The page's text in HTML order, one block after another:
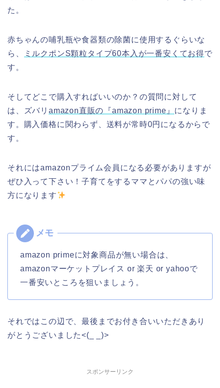
た。
赤ちゃんの哺乳瓶や食器類の除菌に使用するぐらいな
ら、
ミルクポンS顆粒タイプ60本入が一番安くてお得で
す。
そしてどこで購入すればいいのか？の質問に対して
は、
ズバリamazon直販の『amazon prime』 になりま
す。 購入価格に関わらず、送料が常時0円になるからで
す。
それにはamazonプライム会員になる必要がありますが
ぜひ入って下さい！子育てをするママとパパの強い味
方になります
amazon primeに対象商品が無い場合は、
amazonマーケットプレイス or 楽天 or yahooで
一番安いところを狙いましょう。
それではこの辺で、最後までお付き合いいただきあり
がとうございました<(_ _)>
スポンサーリンク